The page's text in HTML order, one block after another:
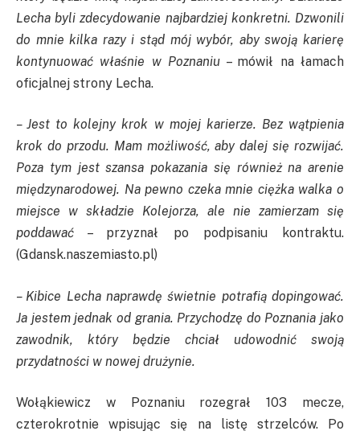
Lecha byli zdecydowanie najbardziej konkretni. Dzwonili
do mnie kilka razy i stąd mój wybór, aby swoją karierę
kontynuować właśnie w Poznaniu – mówił na łamach
oficjalnej strony Lecha.
– Jest to kolejny krok w mojej karierze. Bez wątpienia
krok do przodu. Mam możliwość, aby dalej się rozwijać.
Poza tym jest szansa pokazania się również na arenie
międzynarodowej. Na pewno czeka mnie ciężka walka o
miejsce w składzie Kolejorza, ale nie zamierzam się
poddawać – przyznał po podpisaniu kontraktu.
(Gdansk.naszemiasto.pl)
– Kibice Lecha naprawdę świetnie potrafią dopingować.
Ja jestem jednak od grania. Przychodzę do Poznania jako
zawodnik, który będzie chciał udowodnić swoją
przydatności w nowej drużynie.
Wołąkiewicz w Poznaniu rozegrał 103 mecze,
czterokrotnie wpisując się na listę strzelców. Po